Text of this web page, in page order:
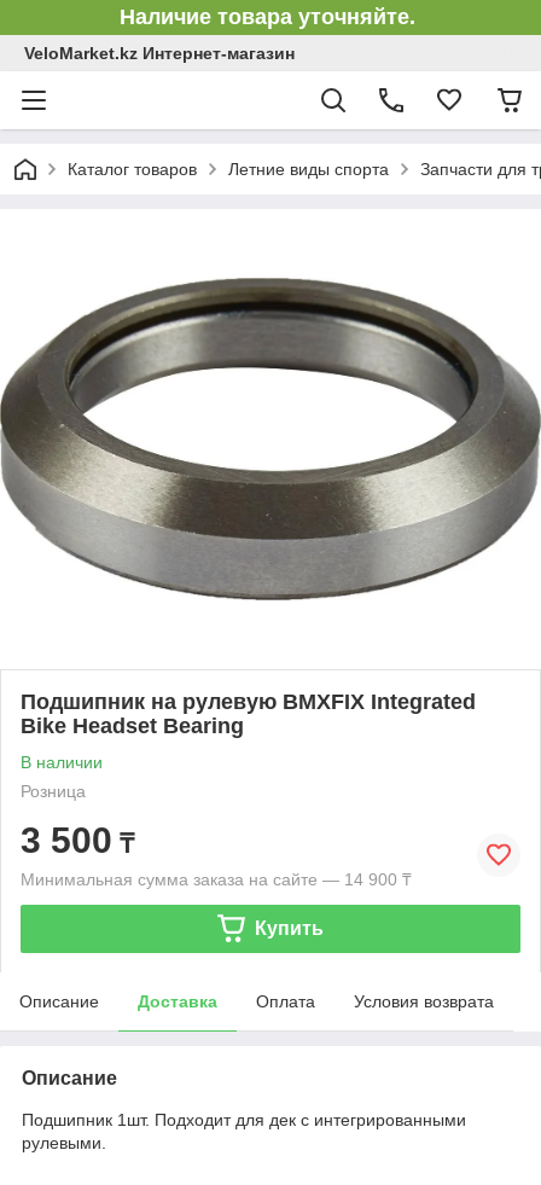
Наличие товара уточняйте.
VeloMarket.kz Интернет-магазин
Каталог товаров Летние виды спорта Запчасти для
Подшипник на рулевую BMXFIX Integrated
Bike Headset Bearing
В наличии
Розница
3 500 ₸
Минимальная сумма заказа на сайте — 14 900 ₸
Купить
Описание Доставка Оплата Условия возврата
Описание
Подшипник 1шт. Подходит для дек с интегрированными
рулевыми.